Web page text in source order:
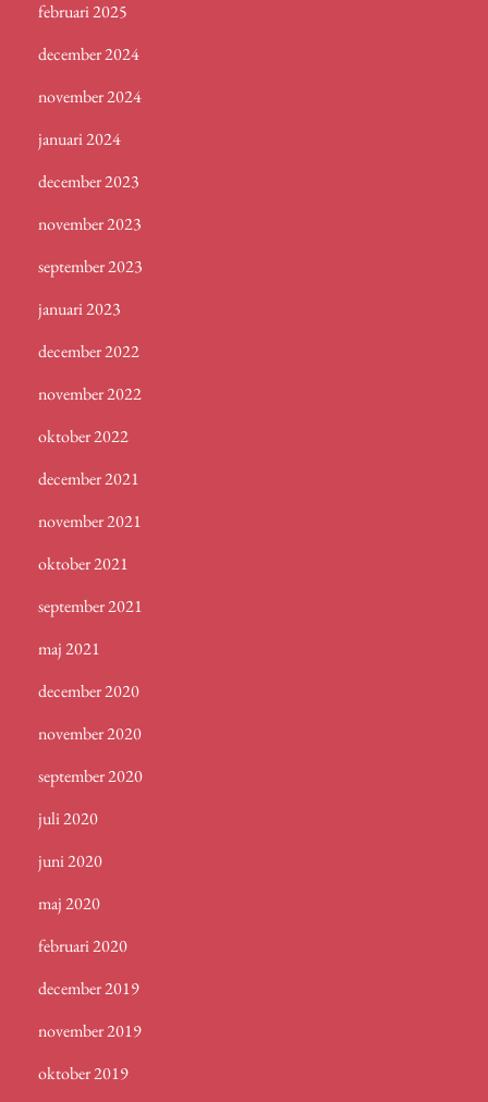
februari 2025
december 2024
november 2024
januari 2024
december 2023
november 2023
september 2023
januari 2023
december 2022
november 2022
oktober 2022
december 2021
november 2021
oktober 2021
september 2021
maj 2021
december 2020
november 2020
september 2020
juli 2020
juni 2020
maj 2020
februari 2020
december 2019
november 2019
oktober 2019